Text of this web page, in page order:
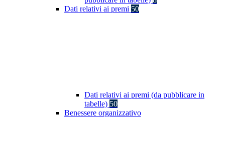
Dati relativi ai premi 50
Dati relativi ai premi (da pubblicare in
tabelle) 50
Benessere organizzativo